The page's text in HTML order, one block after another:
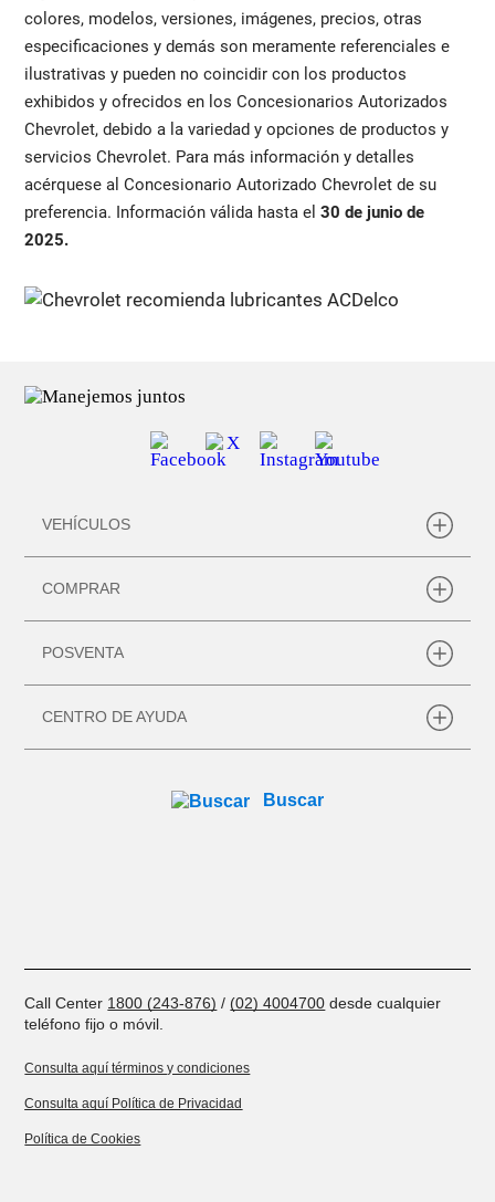
colores, modelos, versiones, imágenes, precios, otras
especificaciones y demás son meramente referenciales e
ilustrativas y pueden no coincidir con los productos
exhibidos y ofrecidos en los Concesionarios Autorizados
Chevrolet, debido a la variedad y opciones de productos y
servicios Chevrolet. Para más información y detalles
acérquese al Concesionario Autorizado Chevrolet de su
preferencia. Información válida hasta el30 de junio de
2025.